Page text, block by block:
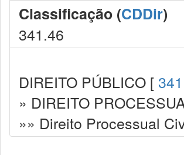
Classificação (CDDir)
341.46
DIREITO PÚBLICO [ 341
» DIREITO
»» Direito Processual